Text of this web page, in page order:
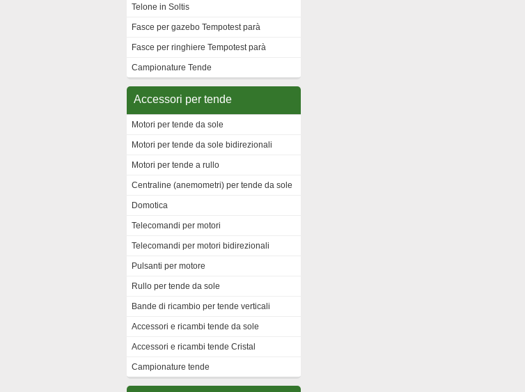
Telone in Soltis
Fasce per gazebo Tempotest parà
Fasce per ringhiere Tempotest parà
Campionature Tende
Accessori per tende
Motori per tende da sole
Motori per tende da sole bidirezionali
Motori per tende a rullo
Centraline (anemometri) per tende da sole
Domotica
Telecomandi per motori
Telecomandi per motori bidirezionali
Pulsanti per motore
Rullo per tende da sole
Bande di ricambio per tende verticali
Accessori e ricambi tende da sole
Accessori e ricambi tende Cristal
Campionature tende